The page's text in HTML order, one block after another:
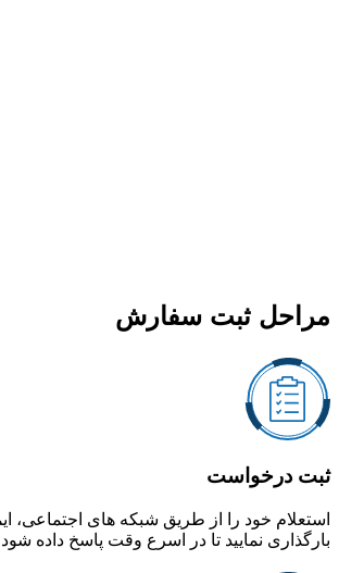
مراحل ثبت سفارش
ثبت درخواست
استعلام خود را از طریق شبکه های اجتماعی،
بارگذاری نمایید تا در اسرع وقت پاسخ داده